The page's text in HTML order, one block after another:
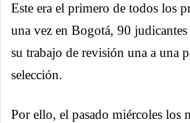
Este era el primero de todos los
una vez en Bogotá, 90
su trabajo de revisión una a una
selección.
Por ello, el pasado miércoles los